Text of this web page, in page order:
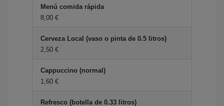
Menú comida rápida
8,00 €
Cerveza Local (vaso o pinta de 0.5 litros)
2,50 €
Cappuccino (normal)
1,60 €
Refresco (botella de 0.33 litros)